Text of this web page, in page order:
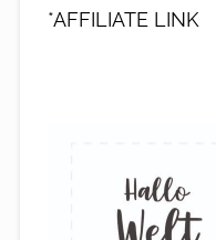
*AFFILIATE LINK